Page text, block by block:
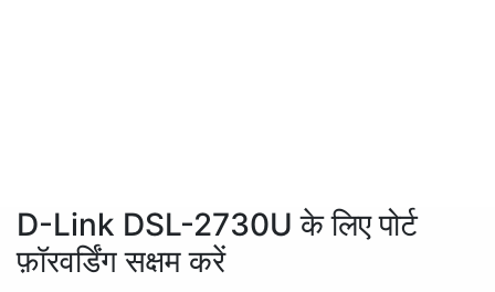
D-Link DSL-2730U के लिए पोर्ट
फ़ॉरवर्डिंग सक्षम करें